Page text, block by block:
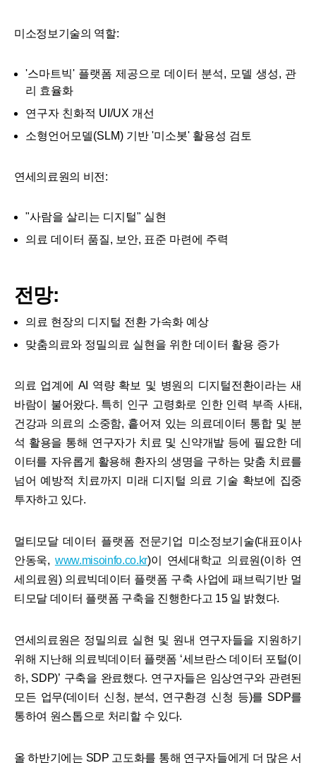
미소정보기술의 역할:
'스마트빅' 플랫폼 제공으로 데이터 분석, 모델 생성, 관
리 효율화
연구자 친화적 UI/UX 개선
소형언어모델(SLM) 기반 '미소봇' 활용성 검토
연세의료원의 비전:
"사람을 살리는 디지털" 실현
의료 데이터 품질, 보안, 표준 마련에 주력
전망:
의료 현장의 디지털 전환 가속화 예상
맞춤의료와 정밀의료 실현을 위한 데이터 활용 증가
의료 업계에 AI 역량 확보 및 병원의 디지털전환이라는 새
바람이 불어왔다. 특히 인구 고령화로 인한 인력 부족 사태,
건강과 의료의 소중함, 흩어져 있는 의료데이터 통합 및 분
석 활용을 통해 연구자가 치료 및 신약개발 등에 필요한 데
이터를 자유롭게 활용해 환자의 생명을 구하는 맞춤 치료를
넘어 예방적 치료까지 미래 디지털 의료 기술 확보에 집중
투자하고 있다.
멀티모달 데이터 플랫폼 전문기업 미소정보기술(대표이사
안동욱, www.misoinfo.co.kr)이 연세대학교 의료원(이하 연
세의료원) 의료빅데이터 플랫폼 구축 사업에 패브릭기반 멀
티모달 데이터 플랫폼 구축을 진행한다고 15 일 밝혔다.
연세의료원은 정밀의료 실현 및 원내 연구자들을 지원하기
위해 지난해 의료빅데이터 플랫폼 ‘세브란스 데이터 포털(이
하, SDP)’ 구축을 완료했다. 연구자들은 임상연구와 관련된
모든 업무(데이터 신청, 분석, 연구환경 신청 등)를 SDP를
통하여 원스톱으로 처리할 수 있다.
올 하반기에는 SDP 고도화를 통해 연구자들에게 더 많은 서